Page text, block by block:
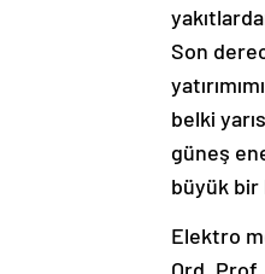
Son
belki
güneş
büyük bir
Elektro